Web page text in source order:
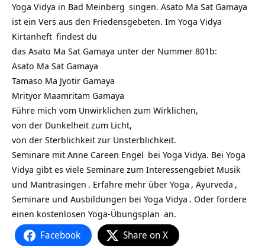
Yoga Vidya in Bad Meinberg singen. Asato Ma Sat Gamaya
ist ein Vers aus den Friedensgebeten. Im Yoga Vidya
Kirtanheft findest du
das Asato Ma Sat Gamaya unter der Nummer 801b:
Asato Ma Sat Gamaya
Tamaso Ma Jyotir Gamaya
Mrityor Maamritam Gamaya
Führe mich vom Unwirklichen zum Wirklichen,
von der Dunkelheit zum Licht,
von der Sterblichkeit zur Unsterblichkeit.
Seminare mit Anne Careen Engel bei Yoga Vidya. Bei Yoga
Vidya gibt es viele Seminare zum Interessengebiet Musik
und Mantrasingen . Erfahre mehr über Yoga , Ayurveda ,
Seminare und Ausbildungen bei Yoga Vidya . Oder fordere
einen kostenlosen Yoga-Übungsplan an.
Facebook Share on X